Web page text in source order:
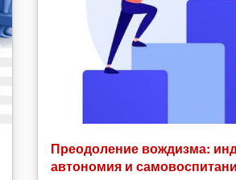
Преодоление вождизма:
автономия и